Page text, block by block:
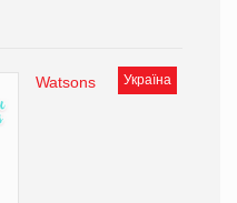
Україна
Watsons